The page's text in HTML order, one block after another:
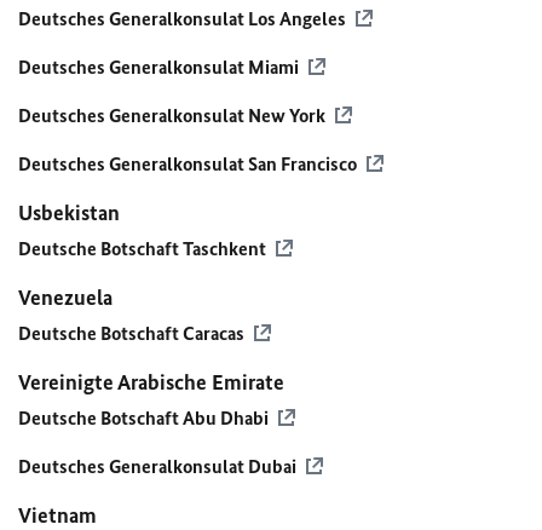
Deutsches Generalkonsulat Los Angeles
Deutsches Generalkonsulat Miami
Deutsches Generalkonsulat New York
Deutsches Generalkonsulat San Francisco
Usbekistan
Deutsche Botschaft Taschkent
Venezuela
Deutsche Botschaft Caracas
Vereinigte Arabische Emirate
Deutsche Botschaft Abu Dhabi
Deutsches Generalkonsulat Dubai
Vietnam